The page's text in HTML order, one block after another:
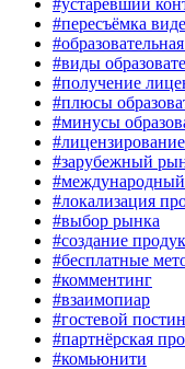
#устаревший
#пересъёмка
#виды
#получение
#плюсы
#минусы
#лицензирование
#зарубежный
#локализация
#выбор рынка
#создание
#бесплатные
#комментинг
#взаимопиар
#гостевой
#партнёрская
#комьюнити